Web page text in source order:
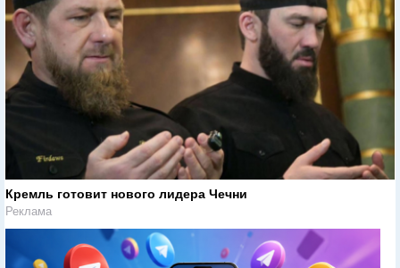
Кремль готовит нового лидера Чечни
Реклама